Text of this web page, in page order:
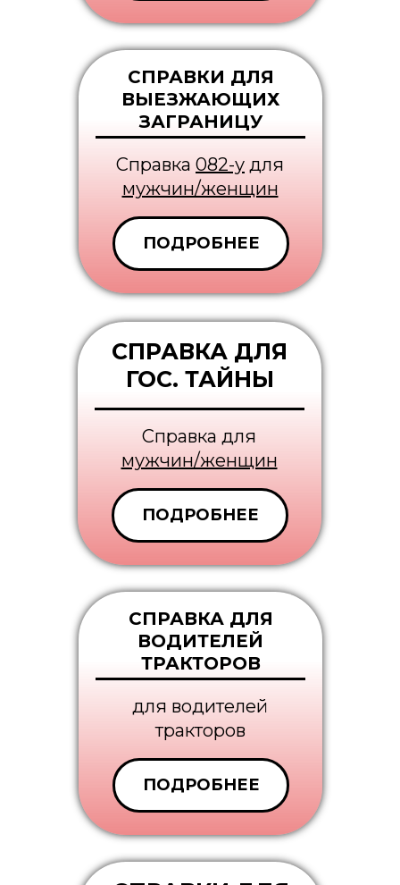
ПОДРОБНЕЕ
СПРАВКИ ДЛЯ
ВЫЕЗЖАЮЩИХ
ЗАГРАНИЦУ
Справка 082-у для
мужчин/женщин
ПОДРОБНЕЕ
СПРАВКА ДЛЯ
ГОС. ТАЙНЫ
Cправка для
мужчин/женщин
ПОДРОБНЕЕ
СПРАВКА ДЛЯ
ВОДИТЕЛЕЙ
ТРАКТОРОВ
для водителей
тракторов